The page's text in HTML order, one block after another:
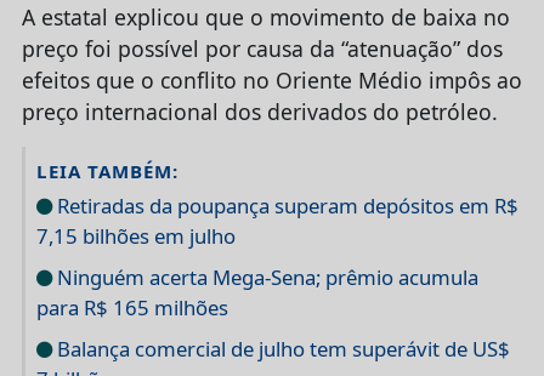
A estatal explicou que o movimento de baixa no
preço foi possível por causa da “atenuação” dos
efeitos que o conflito no Oriente Médio impôs ao
preço internacional dos derivados do petróleo.
LEIA TAMBÉM:
Retiradas da poupança superam depósitos em R$
7,15 bilhões em julho
Ninguém acerta Mega-Sena; prêmio acumula
para R$ 165 milhões
Balança comercial de julho tem superávit de US$